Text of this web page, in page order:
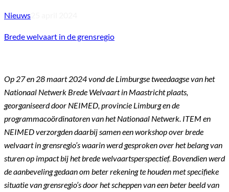
Nieuws
Brede welvaart in de grensregio
Op 27 en 28 maart 2024 vond de Limburgse tweedaagse van het
Nationaal Netwerk Brede Welvaart in Maastricht plaats,
georganiseerd door NEIMED, provincie Limburg en de
programmacoördinatoren van het Nationaal Netwerk. ITEM en
NEIMED verzorgden daarbij samen een workshop over brede
welvaart in grensregio’s waarin werd gesproken over het belang van
sturen op impact bij het brede welvaartsperspectief. Bovendien werd
de aanbeveling gedaan om beter rekening te houden met specifieke
situatie van grensregio’s door het scheppen van een beter beeld van